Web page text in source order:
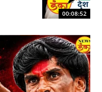
00:08:52